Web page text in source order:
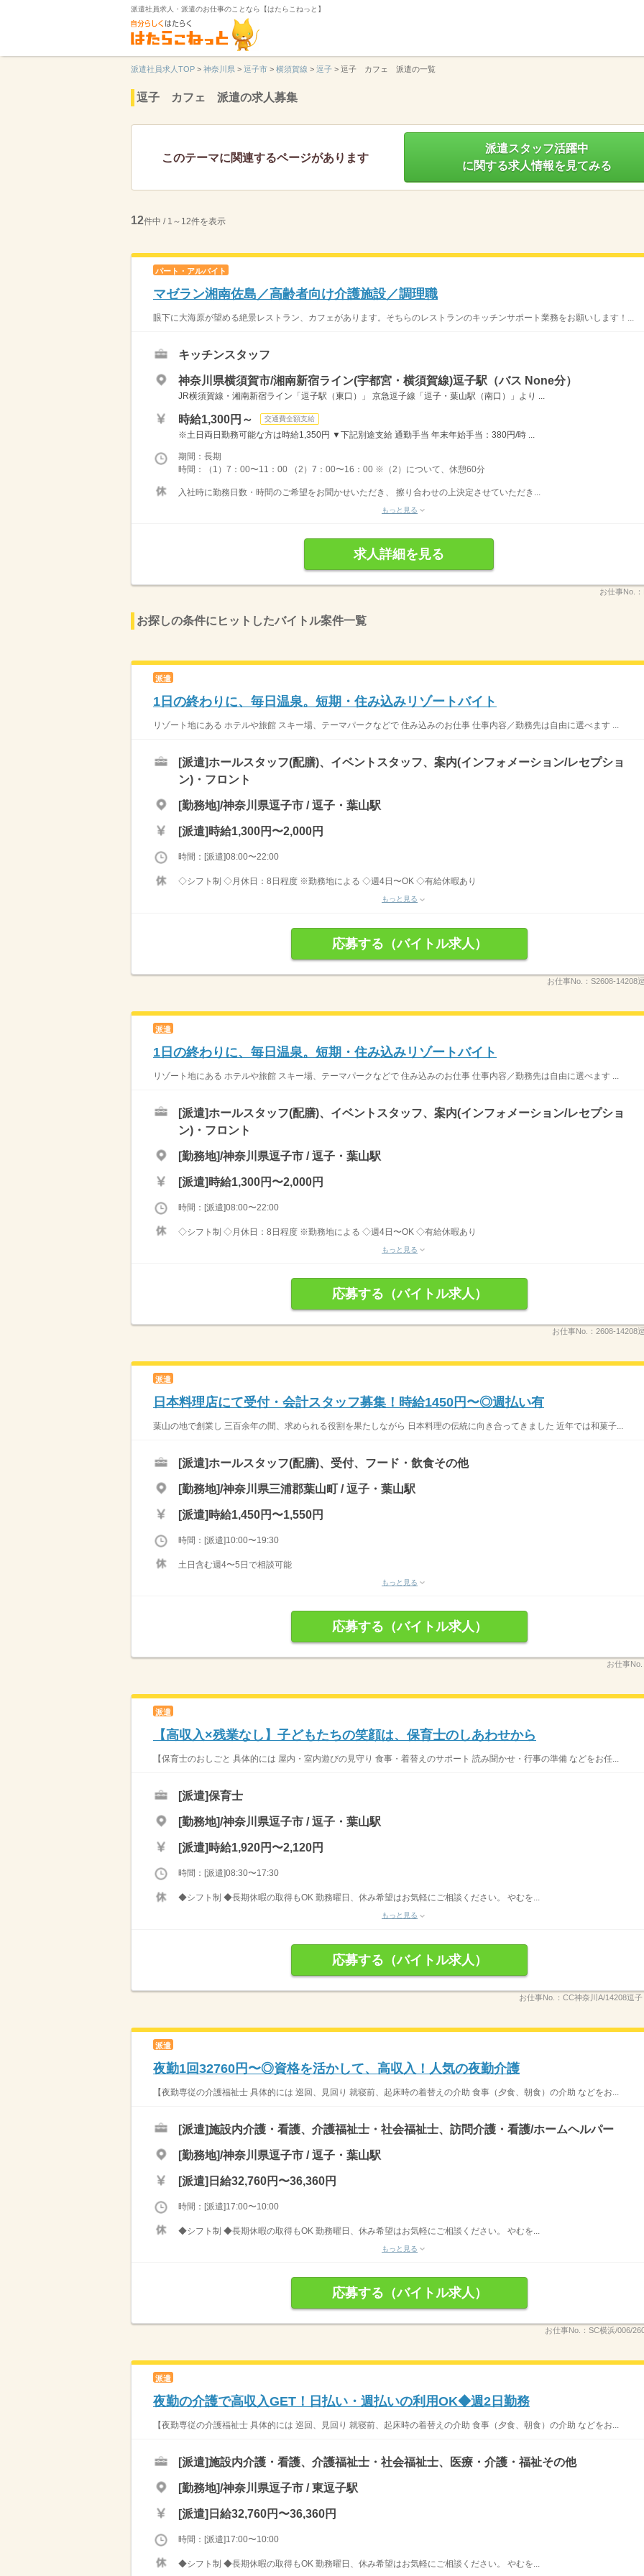
派遣社員求人・派遣のお仕事のことなら【はたらこねっと】
派遣社員求人TOP > 神奈川県 > 逗子市 > 横須賀線 > 逗子 > 逗子 カフェ 派遣の一覧
逗子 カフェ 派遣の求人募集
このテーマに関連するページがあります
派遣スタッフ活躍中
に関する求人情報を見てみる
12件中 / 1～12件を表示
パート・アルバイト
マゼラン湘南佐島／高齢者向け介護施設／調理職
眼下に大海原が望める絶景レストラン、カフェがあります。そちらのレストランのキッチンサポート業務をお願いします！...
キッチンスタッフ
神奈川県横須賀市/湘南新宿ライン(宇都宮・横須賀線)逗子駅（バス None分）
JR横須賀線・湘南新宿ライン「逗子駅（東口）」 京急逗子線「逗子・葉山駅（南口）」より ...
時給1,300円～ 交通費全額支給
※土日両日勤務可能な方は時給1,350円 ▼下記別途支給 通勤手当 年末年始手当：380円/時 ...
期間：長期
時間：（1）7：00〜11：00 （2）7：00〜16：00 ※（2）について、休憩60分
入社時に勤務日数・時間のご希望をお聞かせいただき、 擦り合わせの上決定させていただき...
もっと見る
求人詳細を見る
お仕事No.：
お探しの条件にヒットしたバイトル案件一覧
派遣
1日の終わりに、毎日温泉。短期・住み込みリゾートバイト
リゾート地にある ホテルや旅館 スキー場、テーマパークなどで 住み込みのお仕事 仕事内容／勤務先は自由に選べます ...
[派遣]ホールスタッフ(配膳)、イベントスタッフ、案内(インフォメーション/レセプショ
ン)・フロント
[勤務地]/神奈川県逗子市 / 逗子・葉山駅
[派遣] 時給1,300円〜2,000円
時間：[派遣]08:00〜22:00
◇シフト制 ◇月休日：8日程度 ※勤務地による ◇週4日〜OK ◇有給休暇あり
もっと見る
応募する（バイトル求人）
お仕事No.： S2608-14208
派遣
1日の終わりに、毎日温泉。短期・住み込みリゾートバイト
リゾート地にある ホテルや旅館 スキー場、テーマパークなどで 住み込みのお仕事 仕事内容／勤務先は自由に選べます ...
[派遣]ホールスタッフ(配膳)、イベントスタッフ、案内(インフォメーション/レセプショ
ン)・フロント
[勤務地]/神奈川県逗子市 / 逗子・葉山駅
[派遣] 時給1,300円〜2,000円
時間：[派遣]08:00〜22:00
◇シフト制 ◇月休日：8日程度 ※勤務地による ◇週4日〜OK ◇有給休暇あり
もっと見る
応募する（バイトル求人）
お仕事No.： 2608-14208
派遣
日本料理店にて受付・会計スタッフ募集！時給1450円〜◎週払い有
葉山の地で創業し 三百余年の間、求められる役割を果たしながら 日本料理の伝統に向き合ってきました 近年では和菓子...
[派遣]ホールスタッフ(配膳)、受付、フード・飲食その他
[勤務地]/神奈川県三浦郡葉山町 / 逗子・葉山駅
[派遣] 時給1,450円〜1,550円
時間：[派遣]10:00〜19:30
土日含む週4〜5日で相談可能
もっと見る
応募する（バイトル求人）
お仕事No.
派遣
【高収入×残業なし】子どもたちの笑顔は、保育士のしあわせから
【保育士のおしごと 具体的には 屋内・室内遊びの見守り 食事・着替えのサポート 読み聞かせ・行事の準備 などをお任...
[派遣]保育士
[勤務地]/神奈川県逗子市 / 逗子・葉山駅
[派遣]時給1,920円〜2,120円
時間：[派遣]08:30〜17:30
◆シフト制 ◆長期休暇の取得もOK 勤務曜日、休み希望はお気軽にご相談ください。 やむを...
もっと見る
応募する（バイトル求人）
お仕事No.： CC神奈川A/14208逗
派遣
夜勤1回32760円〜◎資格を活かして、高収入！人気の夜勤介護
【夜勤専従の介護福祉士 具体的には 巡回、見回り 就寝前、起床時の着替えの介助 食事（夕食、朝食）の介助 などをお...
[派遣]施設内介護・看護、介護福祉士・社会福祉士、訪問介護・看護/ホームヘルパー
[勤務地]/神奈川県逗子市 / 逗子・葉山駅
[派遣] 日給32,760円〜36,360円
時間：[派遣]17:00〜10:00
◆シフト制 ◆長期休暇の取得もOK 勤務曜日、休み希望はお気軽にご相談ください。 やむを...
もっと見る
応募する（バイトル求人）
お仕事No.： SC横浜/006/
派遣
夜勤の介護で高収入GET！日払い・週払いの利用OK◆週2日勤務
【夜勤専従の介護福祉士 具体的には 巡回、見回り 就寝前、起床時の着替えの介助 食事（夕食、朝食）の介助 などをお...
[派遣]施設内介護・看護、介護福祉士・社会福祉士、医療・介護・福祉その他
[勤務地]/神奈川県逗子市 / 東逗子駅
[派遣] 日給32,760円〜36,360円
時間：[派遣]17:00〜10:00
◆シフト制 ◆長期休暇の取得もOK 勤務曜日、休み希望はお気軽にご相談ください。 やむを...